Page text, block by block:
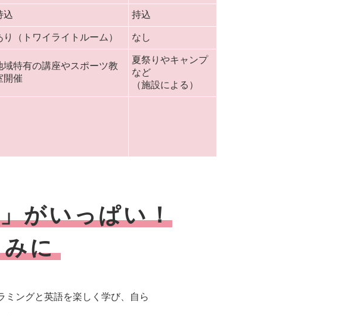
込 持込
り（トワイライトルーム） なし
域特有の講座やスポーツ教
開催
夏祭りやキャンプ
など
（施設による）
がいっぱい！
みに
ミングと英語を楽しく学び、自ら